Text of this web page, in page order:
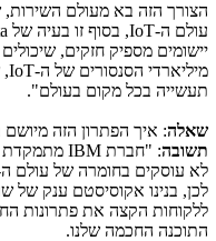
הצורך הזה בא מעולם השירות,
עולם ה-IoT, בסוף זו בעיה של
יישומים מספיק חזקים,
מיליארדי הסנסורים של ה-IoT
,
תעשייה בכל מקום בעולם".
שאלה: איך הפתרון הזה
תשובה: "חברת IBM מתמקדת
לא עוסקים בחומרה של עולם
לכן, בנינו אקוסיסטם ענק של
ללקוחות הקצה את פתרונות
התוכנה החכמה שלנו.